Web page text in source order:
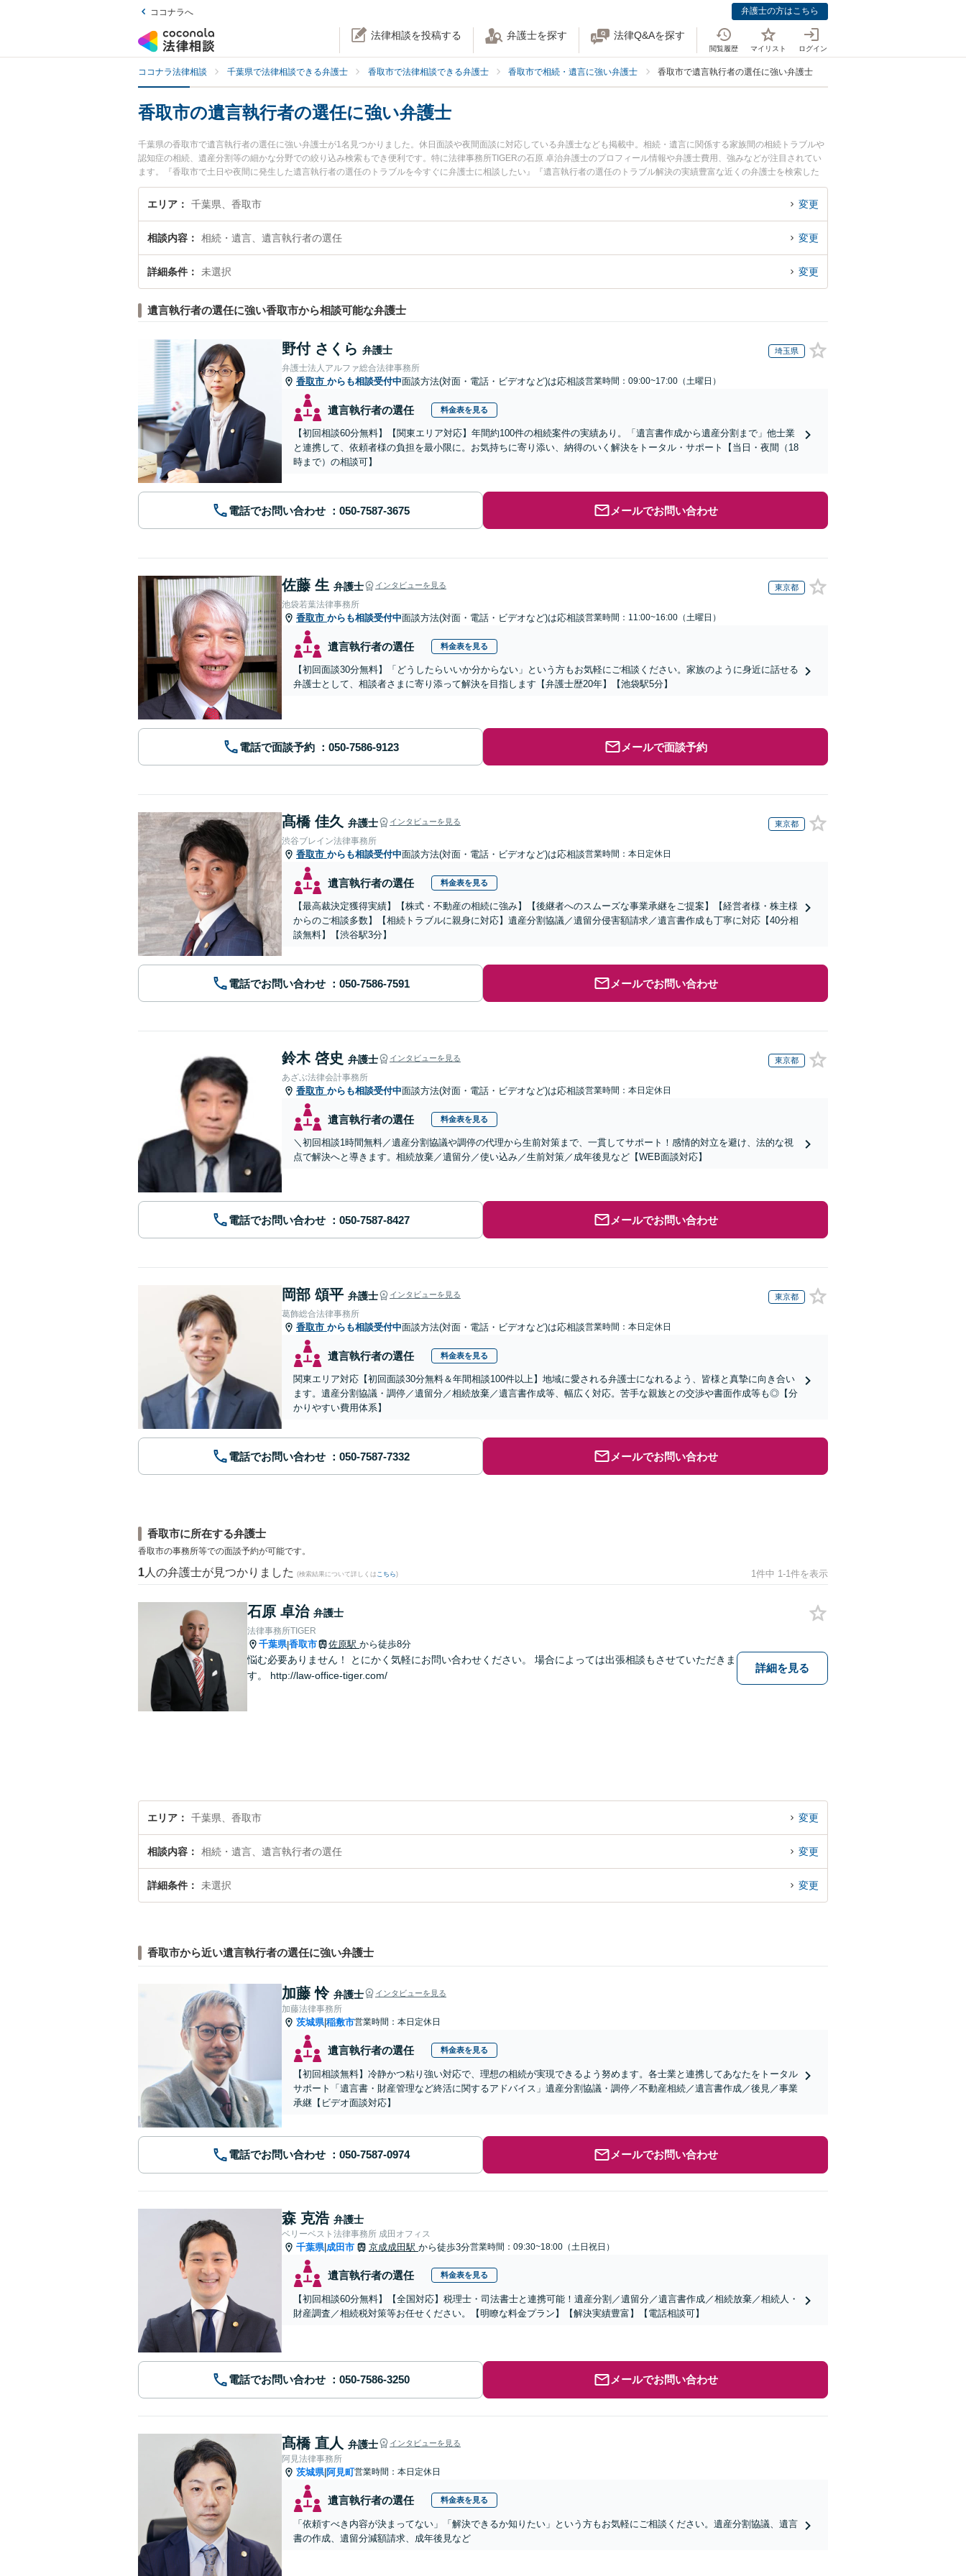
ココナラへ 弁護士の方はこちら
法律相談を投稿する 弁護士を探す 法律Q&Aを探す
閲覧履歴 マイリスト ログイン
ココナラ法律相談 千葉県で法律相談できる弁護士 香取市で法律相談できる弁護士 香取市で相続・遺言に強い弁護士 香取市で遺言執行者の選任に強い弁護士
香取市の遺言執行者の選任に強い弁護士
千葉県の香取市で遺言執行者の選任に強い弁護士が1名見つかりました。休日面談や夜間面談に対応している弁護士なども掲載中。相続・遺言に関係する家族間の相続トラブルや
認知症の相続、遺産分割等の細かな分野での絞り込み検索もでき便利です。特に法律事務所TIGERの石原 卓治弁護士のプロフィール情報や弁護士費用、強みなどが注目されてい
ます。『香取市で土日や夜間に発生した遺言執行者の選任のトラブルを今すぐに弁護士に相談したい』『遺言執行者の選任のトラブル解決の実績豊富な近くの弁護士を検索した
い』『初回相談無料で遺言執行者の選任を法律相談できる香取市内の弁護士に相談予約したい』などでお困りの相談者さんにおすすめです。
エリア 千葉県、香取市 変更
相談内容 相続・遺言、遺言執行者の選任 変更
詳細条件 未選択 変更
遺言執行者の選任に強い香取市から相談可能な弁護士
野付 さくら 弁護士 埼玉県
弁護士法人アルファ総合法律事務所
香取市 からも相談受付中面談方法(対面・電話・ビデオなど)は応相談営業時間：09:00~17:00（土曜日）
遺言執行者の選任 料金表を見る
【初回相談60分無料】【関東エリア対応】年間約100件の相続案件の実績あり。「遺言書作成から遺産分割まで」他士業
と連携して、依頼者様の負担を最小限に。お気持ちに寄り添い、納得のいく解決をトータル・サポート【当日・夜間（18
時まで）の相談可】
電話でお問い合わせ メールでお問い合わせ
佐藤 生 弁護士 インタビューを見る 東京都
池袋若葉法律事務所
香取市 からも相談受付中面談方法(対面・電話・ビデオなど)は応相談営業時間：11:00~16:00（土曜日）
遺言執行者の選任 料金表を見る
【初回面談30分無料】「どうしたらいいか分からない」という方もお気軽にご相談ください。家族のように身近に話せる
弁護士として、相談者さまに寄り添って解決を目指します【弁護士歴20年】【池袋駅5分】
電話で面談予約 メールで面談予約
髙橋 佳久 弁護士 インタビューを見る 東京都
渋谷ブレイン法律事務所
香取市 からも相談受付中面談方法(対面・電話・ビデオなど)は応相談営業時間：本日定休日
遺言執行者の選任 料金表を見る
【最高裁決定獲得実績】【株式・不動産の相続に強み】【後継者へのスムーズな事業承継をご提案】【経営者様・株主様
からのご相談多数】【相続トラブルに親身に対応】遺産分割協議／遺留分侵害額請求／遺言書作成も丁寧に対応【40分相
談無料】【渋谷駅3分】
電話でお問い合わせ メールでお問い合わせ
鈴木 啓史 弁護士 インタビューを見る 東京都
あざぶ法律会計事務所
香取市 からも相談受付中面談方法(対面・電話・ビデオなど)は応相談営業時間：本日定休日
遺言執行者の選任 料金表を見る
＼初回相談1時間無料／遺産分割協議や調停の代理から生前対策まで、一貫してサポート！感情的対立を避け、法的な視
点で解決へと導きます。相続放棄／遺留分／使い込み／生前対策／成年後見など【WEB面談対応】
電話でお問い合わせ メールでお問い合わせ
岡部 頌平 弁護士 インタビューを見る 東京都
葛飾総合法律事務所
香取市 からも相談受付中面談方法(対面・電話・ビデオなど)は応相談営業時間：本日定休日
遺言執行者の選任 料金表を見る
関東エリア対応【初回面談30分無料＆年間相談100件以上】地域に愛される弁護士になれるよう、皆様と真摯に向き合い
ます。遺産分割協議・調停／遺留分／相続放棄／遺言書作成等、幅広く対応。苦手な親族との交渉や書面作成等も◎【分
かりやすい費用体系】
電話でお問い合わせ メールでお問い合わせ
香取市に所在する弁護士
香取市の事務所等での面談予約が可能です。
1 人の弁護士が見つかりました (検索結果について詳しくは こちら) 1件中 1-1件を表示
石原 卓治 弁護士
法律事務所TIGER
千葉県|香取市 佐原駅 から徒歩8分
悩む必要ありません！ とにかく気軽にお問い合わせください。 場合によっては出張相談もさせていただきま
す。 http://law-office-tiger.com/
詳細を見る
エリア 千葉県、香取市 変更
相談内容 相続・遺言、遺言執行者の選任 変更
詳細条件 未選択 変更
香取市から近い遺言執行者の選任に強い弁護士
加藤 怜 弁護士 インタビューを見る
加藤法律事務所
茨城県|稲敷市営業時間：本日定休日
遺言執行者の選任 料金表を見る
【初回相談無料】冷静かつ粘り強い対応で、理想の相続が実現できるよう努めます。各士業と連携してあなたをトータル
サポート「遺言書・財産管理など終活に関するアドバイス」遺産分割協議・調停／不動産相続／遺言書作成／後見／事業
承継【ビデオ面談対応】
電話でお問い合わせ メールでお問い合わせ
森 克浩 弁護士
ベリーベスト法律事務所 成田オフィス
千葉県| 成田市 京成成田駅 から徒歩3分営業時間：09:30~18:00（土日祝日）
遺言執行者の選任 料金表を見る
【初回相談60分無料】【全国対応】税理士・司法書士と連携可能！遺産分割／遺留分／遺言書作成／相続放棄／相続人・
財産調査／相続税対策等お任せください。【明瞭な料金プラン】【解決実績豊富】【電話相談可】
電話でお問い合わせ メールでお問い合わせ
髙橋 直人 弁護士 インタビューを見る
阿見法律事務所
茨城県|阿見町営業時間：本日定休日
遺言執行者の選任 料金表を見る
「依頼すべき内容が決まってない」「解決できるか知りたい」という方もお気軽にご相談ください。遺産分割協議、遺言
書の作成、遺留分減額請求、成年後見など